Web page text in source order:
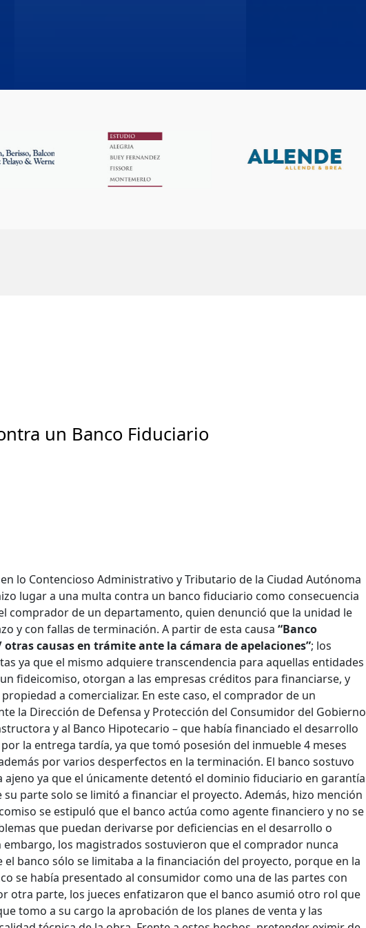
un Banco Fiduciario
lo Contencioso Administrativo y Tributario de la Ciudad Autónoma
lugar a una multa contra un banco fiduciario como consecuencia
comprador de un departamento, quien denunció que la unidad le
y con fallas de terminación. A partir de esta causa “Banco
otras causas en trámite ante la cámara de apelaciones”; los
ya que el mismo adquiere transcendencia para aquellas entidades
fideicomiso, otorgan a las empresas créditos para financiarse, y
a comercializar. En este caso, el comprador de un
la Dirección de Defensa y Protección del Consumidor del Gobierno
y al Banco Hipotecario – que había financiado el desarrollo
la entrega tardía, ya que tomó posesión del inmueble 4 meses
por varios desperfectos en la terminación. El banco sostuvo
ajeno ya que el únicamente detentó el dominio fiduciario en garantía
parte solo se limitó a financiar el proyecto. Además, hizo mención
se estipuló que el banco actúa como agente financiero y no se
que puedan derivarse por deficiencias en el desarrollo o
los magistrados sostuvieron que el comprador nunca
banco sólo se limitaba a la financiación del proyecto, porque en la
se había presentado al consumidor como una de las partes con
otra parte, los jueces enfatizaron que el banco asumió otro rol que
tomo a su cargo la aprobación de los planes de venta y las